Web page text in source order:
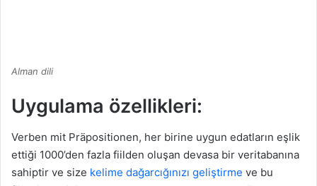
Alman dili
Uygulama özellikleri:
Verben mit Präpositionen, her birine uygun edatların eşlik
ettiği 1000’den fazla fiilden oluşan devasa bir veritabanına
sahiptir ve size kelime dağarcığınızı geliştirme ve bu